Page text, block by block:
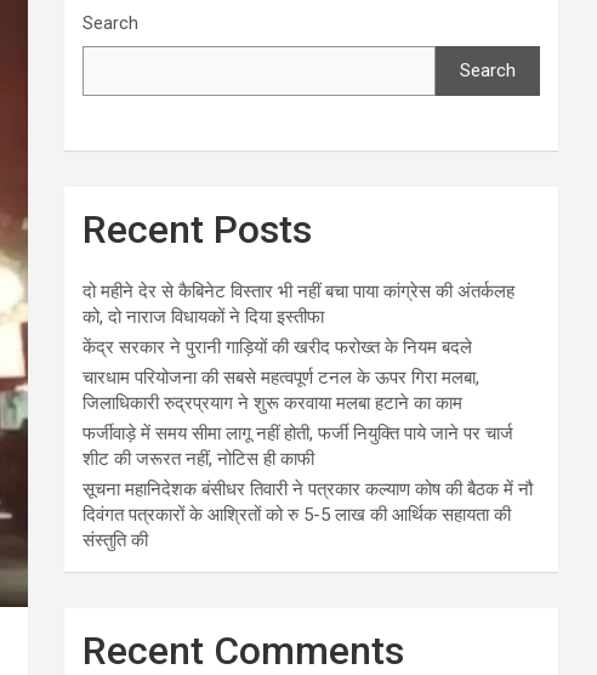
Search
Search
Recent Posts
दो महीने देर से कैबिनेट विस्तार भी नहीं बचा पाया कांग्रेस की अंतर्कलह
को, दो नाराज विधायकों ने दिया इस्तीफा
केंद्र सरकार ने पुरानी गाड़ियों की खरीद फरोख्त के नियम बदले
चारधाम परियोजना की सबसे महत्वपूर्ण टनल के ऊपर गिरा मलबा,
जिलाधिकारी रुद्रप्रयाग ने शुरू करवाया मलबा हटाने का काम
फर्जीवाड़े में समय सीमा लागू नहीं होती, फर्जी नियुक्ति पाये जाने पर चार्ज
शीट की जरूरत नहीं, नोटिस ही काफी
सूचना महानिदेशक बंसीधर तिवारी ने पत्रकार कल्याण कोष की बैठक में नौ
दिवंगत पत्रकारों के आश्रितों को रु 5-5 लाख की आर्थिक सहायता की
संस्तुति की
Recent Comments